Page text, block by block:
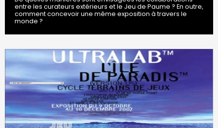
entre les curateurs extérieurs et le Jeu de Paume ? En outre,
comment concevoir une même exposition à travers le
monde ?